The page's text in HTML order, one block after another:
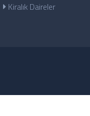
Kiralık Daireler